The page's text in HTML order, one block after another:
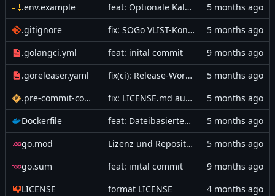
.env.example
feat: Optionale Kalender-Benachrichtigungen für Geburtstage
.gitignore
fix: SOGo VLIST-Kontaktlisten aus CardDAV-Antworten filtern
.golangci.yml
feat: inital commit
.goreleaser.yaml
fix(ci): Release-Workflow auf manuellen Trigger umgestellt, SCM-Release deaktiviert
.pre-commit-config.yaml
fix: LICENSE.md aus trailing-whitespace Hook ausschließen
Dockerfile
feat: Dateibasierten Docker-Healthcheck hinzugefügt
go.mod
Lizenz und Repository-Referenzen auf eigenen Fork aktualisiert
go.sum
feat: inital commit
LICENSE
format LICENSE